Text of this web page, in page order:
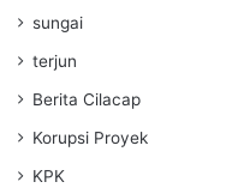
sungai
terjun
Berita Cilacap
Korupsi Proyek
KPK